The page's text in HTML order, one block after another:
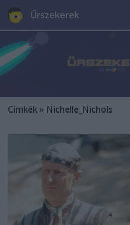
Űrszekerek
Címkék » Nichelle_Nichols